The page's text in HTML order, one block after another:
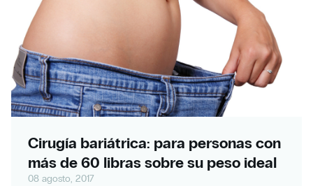
Cirugía bariátrica: para personas con
más de 60 libras sobre su peso ideal
08 agosto, 2017